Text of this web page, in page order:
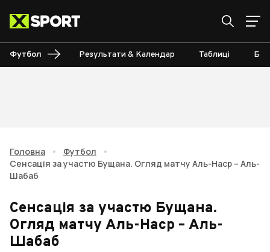
Футбол Результати & Календар Таблиці
Головна • Футбол
•
Сенсація за участю Бущана. Огляд матчу Аль-Наср – Аль-
Шабаб
Сенсація за участю Бущана.
Огляд матчу Аль-Наср – Аль-
Шабаб